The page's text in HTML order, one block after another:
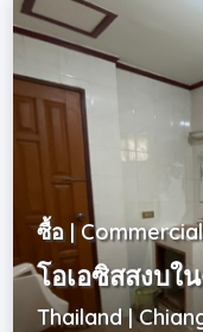
ซื้อ | Commercial
โอเอซิสสงบใ
Thailand |